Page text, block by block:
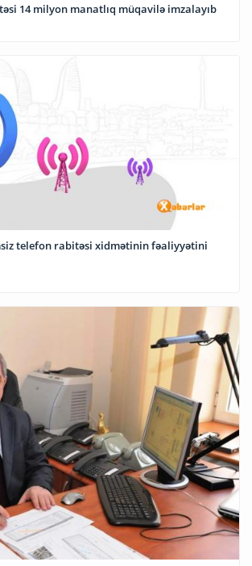
14 milyon manatlıq müqavilə imzalayıb
telefon rabitəsi xidmətinin fəaliyyətini